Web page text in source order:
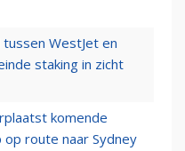
WestJet en
staking in zicht
komende
route naar Sydney